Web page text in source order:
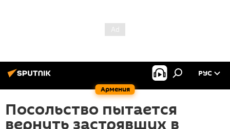
Армения
РУС
Посольство пытается